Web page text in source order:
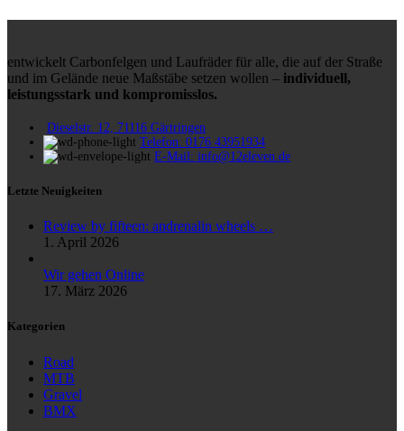
entwickelt Carbonfelgen und Laufräder für alle, die auf der Straße
und im Gelände neue Maßstäbe setzen wollen – individuell,
leistungsstark und kompromisslos.
Dieselstr. 12, 71116 Gärtringen
Telefon: 0176 43951934
E-Mail: info@12eleven.de
Letzte Neuigkeiten
Review by fifteen: andrenalin wheels …
1. April 2026
Wir gehen Online
17. März 2026
Kategorien
Road
MTB
Gravel
BMX